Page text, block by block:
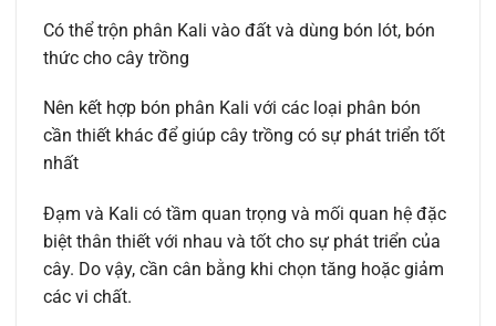
Có thể trộn phân Kali vào đất và dùng bón lót, bón
thức cho cây trồng
Nên kết hợp bón phân Kali với các loại phân bón
cần thiết khác để giúp cây trồng có sự phát triển tốt
nhất
Đạm và Kali có tầm quan trọng và mối quan hệ đặc
biệt thân thiết với nhau và tốt cho sự phát triển của
cây. Do vậy, cần cân bằng khi chọn tăng hoặc giảm
các vi chất.